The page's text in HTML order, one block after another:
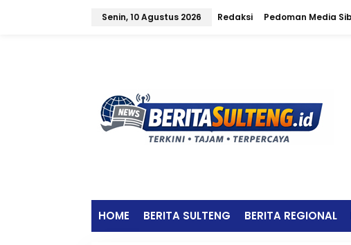
Senin, 10 Agustus 2026 Redaksi Pedoman Media
HOME BERITA SULTENG BERITA REGIONAL